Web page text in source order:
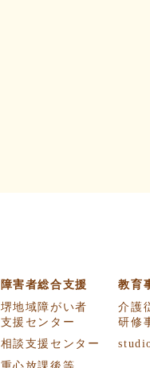
障害者総合支援
堺地域障がい者
支援センター
相談支援センター
教育
介護
研修